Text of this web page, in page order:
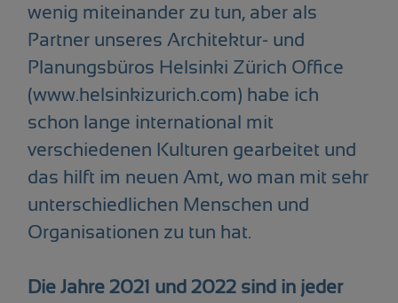
wenig miteinander zu tun, aber als
Partner unseres Architektur- und
Planungsbüros Helsinki Zürich Office
(www.helsinkizurich.com) habe ich
schon lange international mit
verschiedenen Kulturen gearbeitet und
das hilft im neuen Amt, wo man mit sehr
unterschiedlichen Menschen und
Organisationen zu tun hat.
Die Jahre 2021 und 2022 sind in jeder